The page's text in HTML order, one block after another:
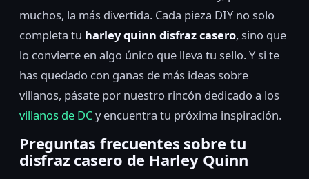
muchos, la más divertida. Cada pieza DIY no solo
completa tu harley quinn disfraz casero, sino que
lo convierte en algo único que lleva tu sello. Y si te
has quedado con ganas de más ideas sobre
villanos, pásate por nuestro rincón dedicado a los
villanos de DCy encuentra tu próxima inspiración.
Preguntas frecuentes sobre tu
disfraz casero de Harley Quinn